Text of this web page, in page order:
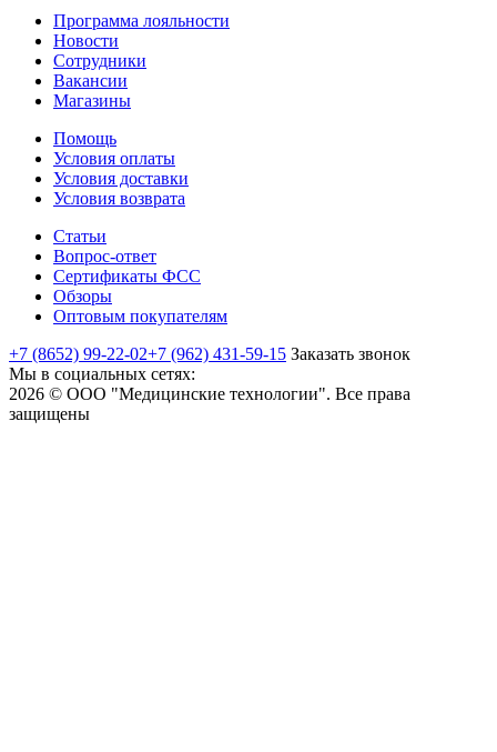
Программа лояльности
Новости
Сотрудники
Вакансии
Магазины
Помощь
Условия оплаты
Условия доставки
Условия возврата
Статьи
Вопрос-ответ
Сертификаты ФСС
Обзоры
Оптовым покупателям
+7 (8652) 99-22-02+7 (962) 431-59-15 Заказать звонок
Мы в социальных сетях:
2026 © ООО "Медицинские технологии". Все права
защищены